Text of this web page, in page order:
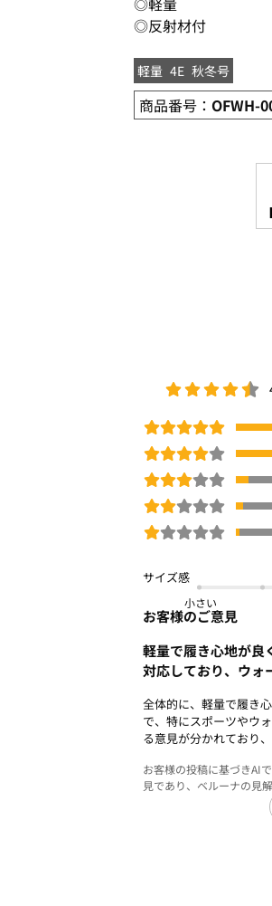
◎反射材付
軽量 4E 秋冬号
商品番号： OFWH-
小さい
お客様のご意見
軽量で履き心地が良
対応しており、ウォ
全体的に、軽量で履き
で、特にスポーツやウ
る意見が分かれており
お客様の投稿に基づきAI
見であり、ベルーナの見